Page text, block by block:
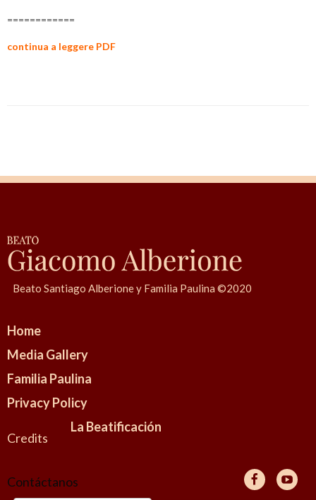
============
continua a leggere PDF
Beato Santiago Alberione y Familia Paulina ©2020
Home
Media Gallery
Familia Paulina
Privacy Policy
Credits
La Beatificación
Contáctanos